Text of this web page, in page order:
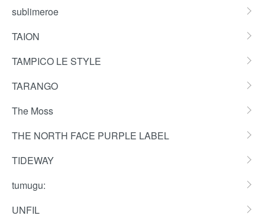
sublimeroe
TAION
TAMPICO LE STYLE
TARANGO
The Moss
THE NORTH FACE PURPLE LABEL
TIDEWAY
tumugu:
UNFIL